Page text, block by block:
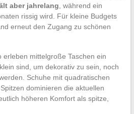
aber jahrelang, während ein
rissig wird. Für kleine Budgets
erneut den Zugang zu schönen
erleben mittelgroße Taschen ein
sind, um dekorativ zu sein, noch
Schuhe mit quadratischen
dominieren die aktuellen
höheren Komfort als spitze,